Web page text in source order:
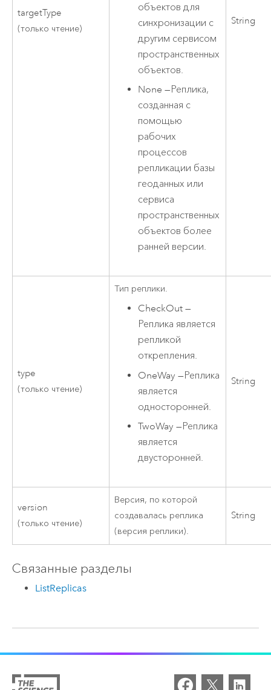
targetType
(только чтение)
объектов для
синхронизации с
другим сервисом
пространственных
объектов.
None —Реплика,
созданная с
помощью
рабочих
процессов
репликации базы
геоданных или
сервиса
пространственных
объектов более
ранней версии.
String
type
(только чтение)
Тип реплики.
CheckOut —
Реплика является
репликой
открепления.
OneWay —Реплика
является
односторонней.
TwoWay —Реплика
является
двусторонней.
String
version
(только чтение)
Версия, по которой
создавалась реплика
(версия реплики).
String
Связанные разделы
ListReplicas